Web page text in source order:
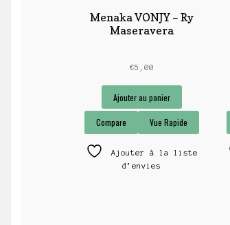
Menaka VONJY – Ry
Maseravera
€5,00
Ajouter au panier
Compare Vue Rapide
Ajouter à la liste
d’envies